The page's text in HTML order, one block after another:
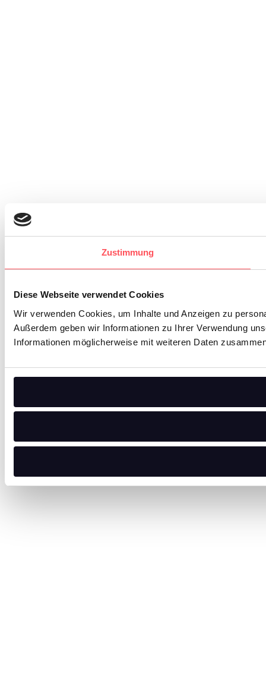
Zustimmung
Diese Webseite verwendet Cookies
Wir verwenden Cookies, um Inhalte und Anzeigen zu
Außerdem geben wir Informationen zu Ihrer Verwendung
Informationen möglicherweise mit weiteren Daten